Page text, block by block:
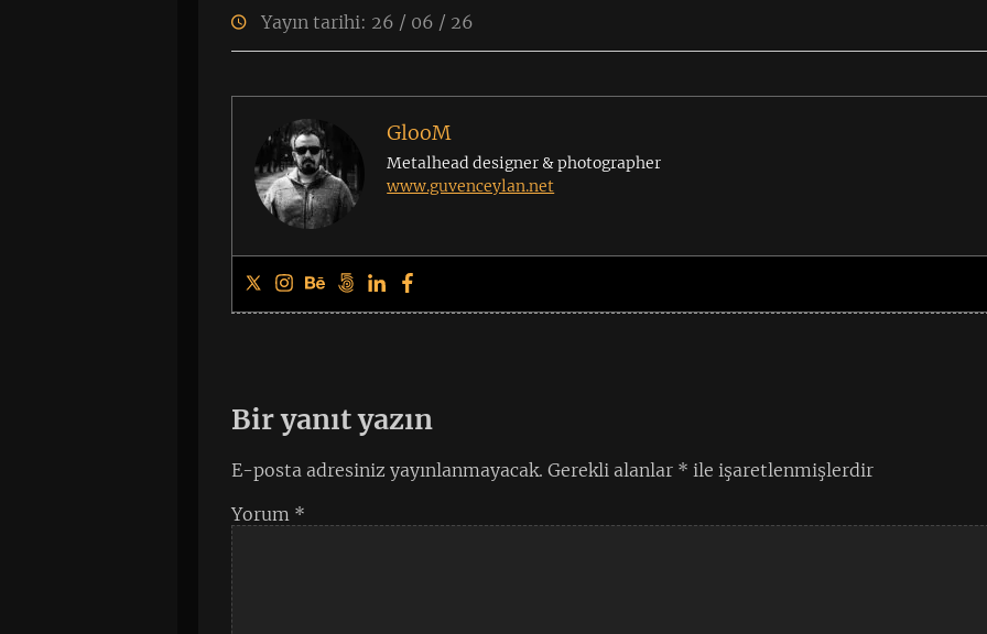
Yayın tarihi: 26 / 06 / 26
GlooM
Metalhead designer & photographer
www.guvenceylan.net
Bir yanıt yazın
E-posta adresiniz yayınlanmayacak. Gerekli alanlar * ile işaretlenmişlerdir
Yorum *